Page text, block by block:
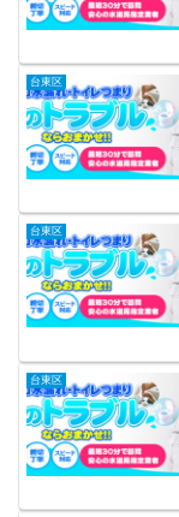
台東区
台東区
台東区